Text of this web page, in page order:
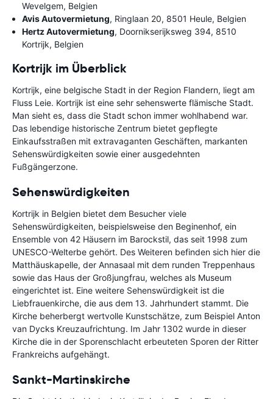
Wevelgem, Belgien
Avis Autovermietung, Ringlaan 20, 8501 Heule, Belgien
Hertz Autovermietung, Doornikserijksweg 394, 8510
Kortrijk, Belgien
Kortrijk im Überblick
Kortrijk, eine belgische Stadt in der Region Flandern, liegt am
Fluss Leie. Kortrijk ist eine sehr sehenswerte flämische Stadt.
Man sieht es, dass die Stadt schon immer wohlhabend war.
Das lebendige historische Zentrum bietet gepflegte
Einkaufsstraßen mit extravaganten Geschäften, markanten
Sehenswürdigkeiten sowie einer ausgedehnten
Fußgängerzone.
Sehenswürdigkeiten
Kortrijk in Belgien bietet dem Besucher viele
Sehenswürdigkeiten, beispielsweise den Beginenhof, ein
Ensemble von 42 Häusern im Barockstil, das seit 1998 zum
UNESCO-Welterbe gehört. Des Weiteren befinden sich hier die
Matthäuskapelle, der Annasaal mit dem runden Treppenhaus
sowie das Haus der Großjungfrau, welches als Museum
eingerichtet ist. Eine weitere Sehenswürdigkeit ist die
Liebfrauenkirche, die aus dem 13. Jahrhundert stammt. Die
Kirche beherbergt wertvolle Kunstschätze, zum Beispiel Anton
van Dycks Kreuzaufrichtung. Im Jahr 1302 wurde in dieser
Kirche die in der Sporenschlacht erbeuteten Sporen der Ritter
Frankreichs aufgehängt.
Sankt-Martinskirche